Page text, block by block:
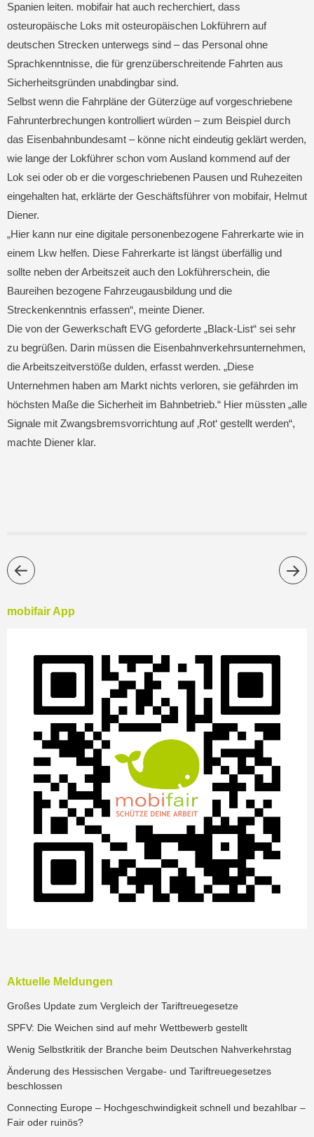
Spanien leiten. mobifair hat auch recherchiert, dass
osteuropäische Loks mit osteuropäischen Lokführern auf
deutschen Strecken unterwegs sind – das Personal ohne
Sprachkenntnisse, die für grenzüberschreitende Fahrten aus
Sicherheitsgründen unabdingbar sind.
Selbst wenn die Fahrpläne der Güterzüge auf vorgeschriebene
Fahrunterbrechungen kontrolliert würden – zum Beispiel durch
das Eisenbahnbundesamt – könne nicht eindeutig geklärt werden,
wie lange der Lokführer schon vom Ausland kommend auf der
Lok sei oder ob er die vorgeschriebenen Pausen und Ruhezeiten
eingehalten hat, erklärte der Geschäftsführer von mobifair, Helmut
Diener.
„Hier kann nur eine digitale personenbezogene Fahrerkarte wie in
einem Lkw helfen. Diese Fahrerkarte ist längst überfällig und
sollte neben der Arbeitszeit auch den Lokführerschein, die
Baureihen bezogene Fahrzeugausbildung und die
Streckenkenntnis erfassen“, meinte Diener.
Die von der Gewerkschaft EVG geforderte „Black-List“ sei sehr
zu begrüßen. Darin müssen die Eisenbahnverkehrsunternehmen,
die Arbeitszeitverstöße dulden, erfasst werden. „Diese
Unternehmen haben am Markt nichts verloren, sie gefährden im
höchsten Maße die Sicherheit im Bahnbetrieb.“ Hier müssten „alle
Signale mit Zwangsbremsvorrichtung auf ‚Rot‘ gestellt werden“,
machte Diener klar.
mobifair App
Aktuelle Meldungen
Großes Update zum Vergleich der Tariftreuegesetze
SPFV: Die Weichen sind auf mehr Wettbewerb gestellt
Wenig Selbstkritik der Branche beim Deutschen Nahverkehrstag
Änderung des Hessischen Vergabe- und Tariftreuegesetzes
beschlossen
Connecting Europe – Hochgeschwindigkeit schnell und bezahlbar –
Fair oder ruinös?